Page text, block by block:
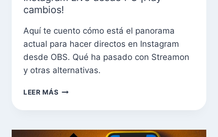
cambios!
Aquí te cuento cómo está el panorama
actual para hacer directos en Instagram
desde OBS. Qué ha pasado con Streamon
y otras alternativas.
LEER MÁS